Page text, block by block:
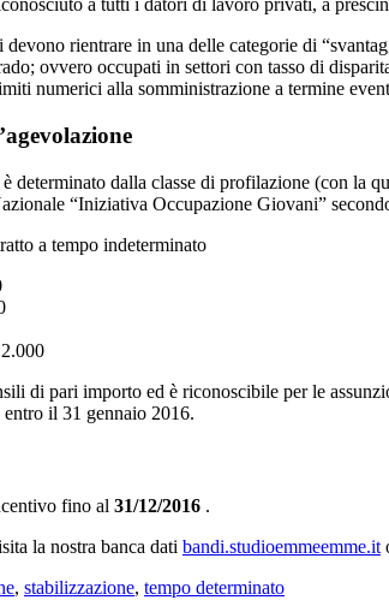
a tutti i datori di lavoro privati, a
rientrare in una delle categorie di
ovvero occupati in settori con tasso di
numerici alla somministrazione a termine
determinato dalla classe di profilazione (con la
“Iniziativa Occupazione Giovani”
a tempo indeterminato
di pari importo ed è riconoscibile per le
il 31 gennaio 2016.
fino al 31/12/2016 .
la nostra banca dati bandi.studioemmeemme.it
, stabilizzazione, tempo determinato